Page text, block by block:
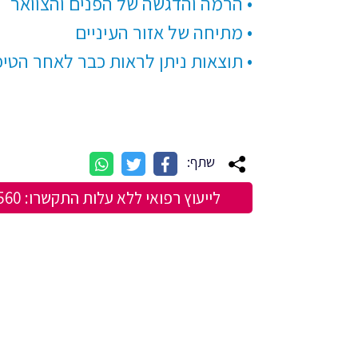
• מתיחה של אזור העיניים
• תוצאות ניתן לראות כבר לאחר
שתף:
לייעוץ רפואי ללא עלות התקשרו: